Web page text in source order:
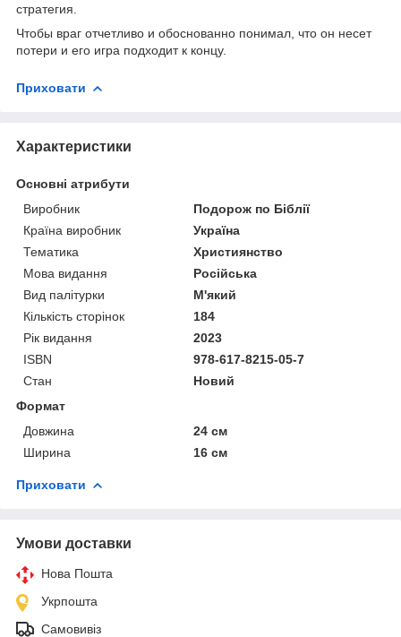
стратегия.
Чтобы враг отчетливо и обоснованно понимал, что он несет
потери и его игра подходит к концу.
Приховати
Характеристики
Основні атрибути
Виробник
Подорож по Біблії
Країна виробник
Україна
Тематика
Християнство
Мова видання
Російська
Вид палітурки
М'який
Кількість сторінок
184
Рік видання
2023
ISBN
978-617-8215-05-7
Стан
Новий
Формат
Довжина
24 см
Ширина
16 см
Приховати
Умови доставки
Нова Пошта
Укрпошта
Самовивіз